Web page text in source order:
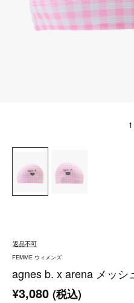
1
返品不可
FEMME ウィメンズ
agnes b. x arena メッシ
¥3,080 (税込)